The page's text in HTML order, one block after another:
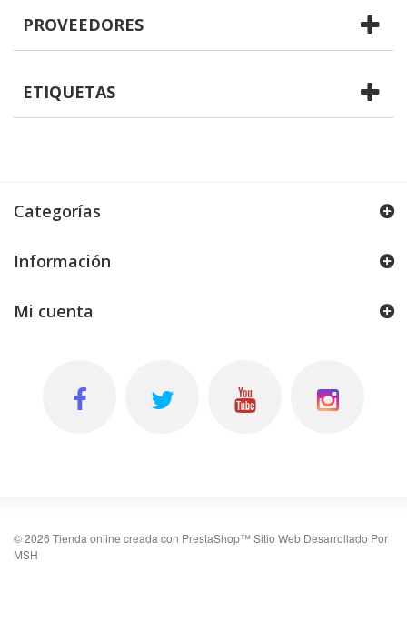
PROVEEDORES
ETIQUETAS
Categorías
Información
Mi cuenta
©2026 Tienda online creada con PrestaShop™ Sitio Web Desarrollado Por
MSH